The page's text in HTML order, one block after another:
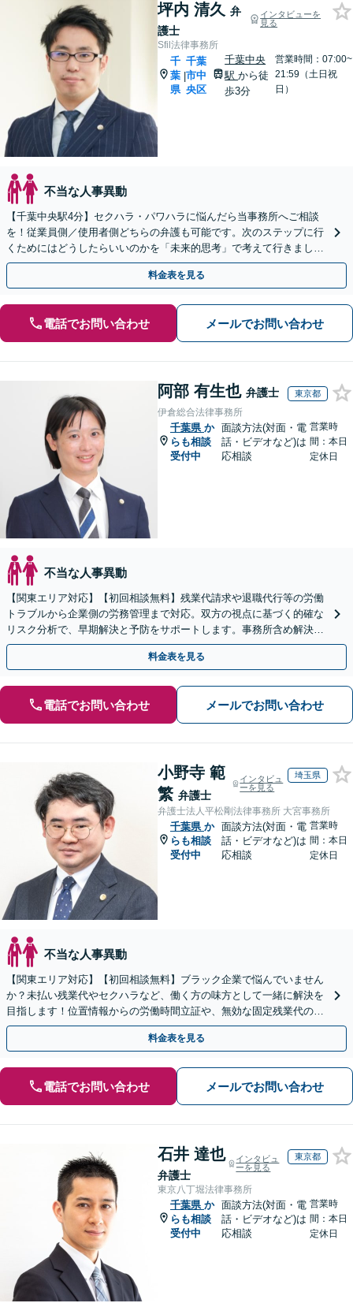
坪内 清久 弁
護士
インタビューを
見る
Sfil法律事務所
千
葉
県
|
千葉
市中
央区
千葉中央
駅から徒
歩3分
営業時間：07:00~
21:59（土日祝
日）
不当な人事異動
【千葉中央駅4分】セクハラ・パワハラに悩んだら当事務所へご相談
を！従業員側／使用者側どちらの弁護も可能です。次のステップに行
くためにはどうしたらいいのかを「未来的思考」で考えて行きましょ
う。不当解雇・残業代請求・紛争各種対応可能
料金表を見る
電話でお問い合わせ メールでお問い合わせ
阿部 有生也 弁護士 東京都
伊倉総合法律事務所
千葉県 か
らも相談
受付中
面談方法(対面・電
話・ビデオなど)は
応相談
営業時
間：本日
定休日
不当な人事異動
【関東エリア対応】【初回相談無料】残業代請求や退職代行等の労働
トラブルから企業側の労務管理まで対応。双方の視点に基づく的確な
リスク分析で、早期解決と予防をサポートします。事務所含め解決実
績は年300件以上！【時間外・Web相談も可】
料金表を見る
電話でお問い合わせ メールでお問い合わせ
小野寺 範
繁 弁護士
インタビュ
ーを見る
埼玉県
弁護士法人平松剛法律事務所 大宮事務所
千葉県 か
らも相談
受付中
面談方法(対面・電
話・ビデオなど)は
応相談
営業時
間：本日
定休日
不当な人事異動
【関東エリア対応】【初回相談無料】ブラック企業で悩んでいません
か？未払い残業代やセクハラなど、働く方の味方として一緒に解決を
目指します！位置情報からの労働時間立証や、無効な固定残業代の調
査もお任せください。【夜間や休日相談可】
料金表を見る
電話でお問い合わせ メールでお問い合わせ
石井 達也
弁護士
インタビュ
ーを見る
東京都
東京八丁堀法律事務所
千葉県 か
らも相談
受付中
面談方法(対面・電
話・ビデオなど)は
応相談
営業時
間：本日
定休日